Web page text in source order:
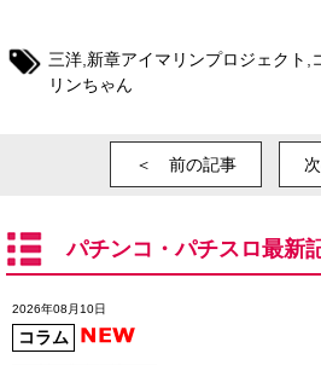
三洋 新章アイマリンプロジェクト
リンちゃん
＜ 前の記事
パチンコ・パチスロ最新
2026年08月10日
コラム